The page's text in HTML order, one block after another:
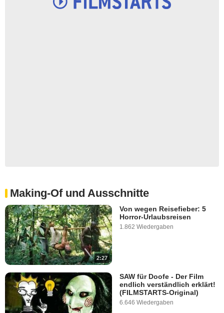
Making-Of und Ausschnitte
2:27
Von wegen Reisefieber: 5
Horror-Urlaubsreisen
1.862 Wiedergaben
SAW für Doofe - Der Film
endlich verständlich erklärt!
(FILMSTARTS-Original)
6.646 Wiedergaben